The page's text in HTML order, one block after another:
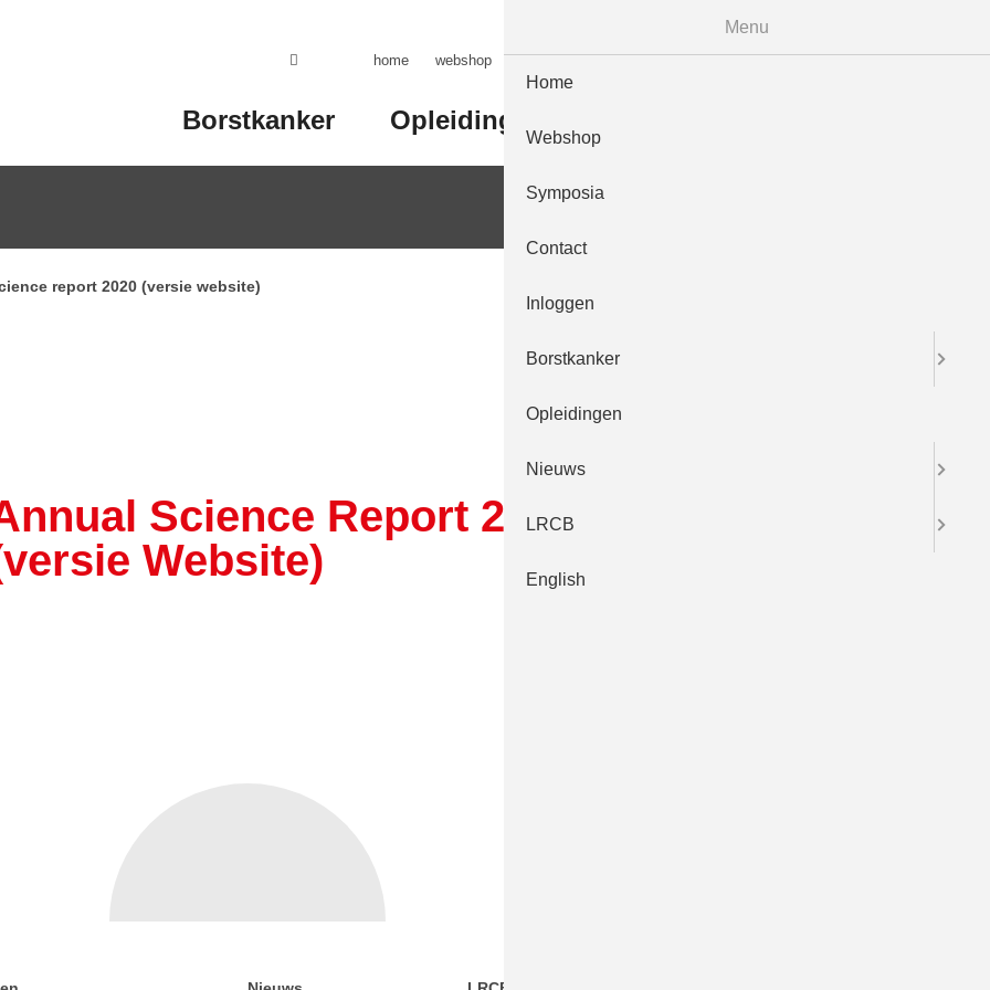
home webshop symposia contact inloggen english
Borstkanker Opleidingen
report 2020 (versie website)
Science Report 2020
Website)
Menu
Home
Webshop
Symposia
Contact
Inloggen
Borstkanker
Opleidingen
Nieuws
LRCB
English